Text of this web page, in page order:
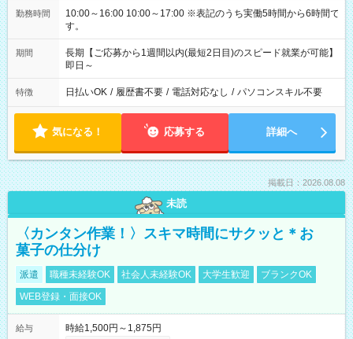
勤務時間
10:00～16:00 10:00～17:00 ※表記のうち実働5時間から6時間で
す。
期間
長期【ご応募から1週間以内(最短2日目)のスピード就業が可能】
即日～
特徴 日払いOK / 履歴書不要 / 電話対応なし / パソコンスキル不要
気になる！ 応募する 詳細へ
掲載日：2026.08.08
未読
〈カンタン作業！〉スキマ時間にサクッと＊お
菓子の仕分け
派遣 職種未経験OK 社会人未経験OK 大学生歓迎
ブランクOK
WEB登録・面接OK
給与
時給1,500円～1,875円